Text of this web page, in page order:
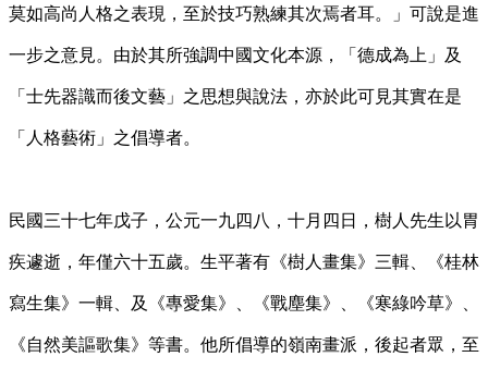
莫如高尚人格之表現，至於技巧熟練其次焉者耳。」可說是進
一步之意見。由於其所強調中國文化本源，「德成為上」及
「士先器識而後文藝」之思想與說法，亦於此可見其實在是
「人格藝術」之倡導者。
民國三十七年戊子，公元一九四八，十月四日，樹人先生以胃
疾遽逝，年僅六十五歲。生平著有《樹人畫集》三輯、《桂林
寫生集》一輯、及《專愛集》、《戰塵集》、《寒綠吟草》、
《自然美謳歌集》等書。他所倡導的嶺南畫派，後起者眾，至